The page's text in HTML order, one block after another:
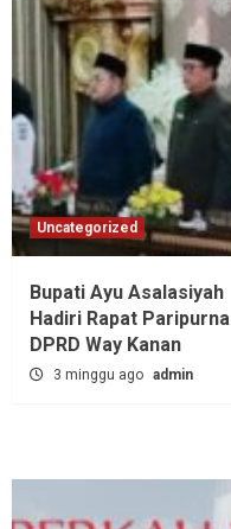
Uncategorized
Bupati Ayu Asalasiyah
Hadiri Rapat Paripurna
DPRD Way Kanan
3 minggu ago admin